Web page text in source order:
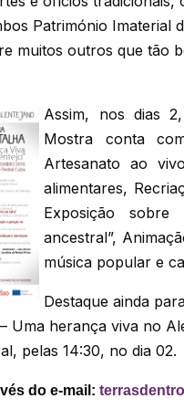
Património Imaterial
muitos outros que tão
Assim, nos dias
Mostra conta
Artesanato ao
alimentares,
Exposição
ancestral”,
música popular e
Destaque ainda
Uma herança viva no
pelas 14:30, no dia 02.
do e-mail: